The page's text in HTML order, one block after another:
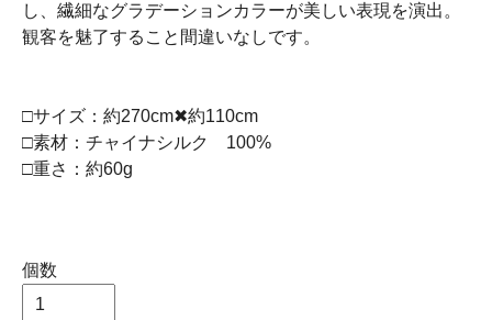
し、繊細なグラデーションカラーが美しい表現を演出。
観客を魅了すること間違いなしです。
□サイズ：約270cm✖︎約110cm
□素材：チャイナシルク 100%
□重さ：約60g
個数